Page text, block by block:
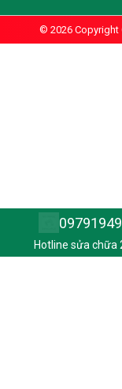
© 2026 Copyright
Hotline sửa chữa